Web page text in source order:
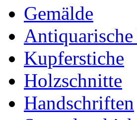
Gemälde
Kupferstiche
Holzschnitte
Handschriften